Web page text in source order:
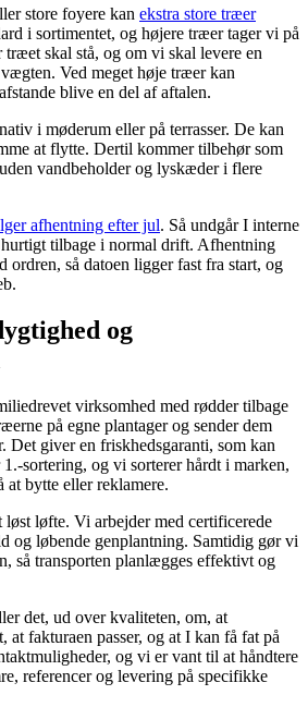
store foyere kan ekstra store træer
i sortimentet, og højere træer tager vi på
skal stå, og om vi skal levere en
Ved meget høje træer kan
blive en del af aftalen.
i møderum eller på terrasser. De kan
at flytte. Dertil kommer tilbehør som
vandbeholder og lyskæder i flere
afhentning efter jul. Så undgår I interne
tilbage i normal drift. Afhentning
ordren, så datoen ligger fast fra start, og
og
virksomhed med rødder tilbage
på egne plantager og sender dem
Det giver en friskhedsgaranti, som kan
sortering, og vi sorterer hårdt i marken,
at bytte eller reklamere.
løfte. Vi arbejder med certificerede
og løbende genplantning. Samtidig gør vi
så transporten planlægges effektivt og
det, ud over kvaliteten, om, at
at fakturaen passer, og at I kan få fat på
og vi er vant til at håndtere
referencer og levering på specifikke